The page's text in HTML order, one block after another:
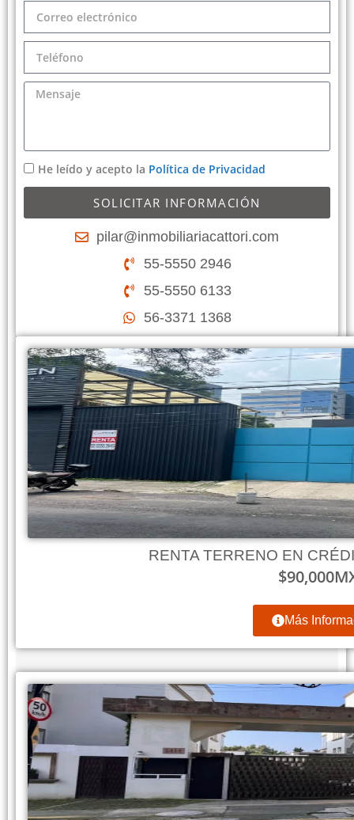
He leído y acepto la Política de Privacidad
SOLICITAR INFORMACIÓN
pilar@inmobiliariacattori.com
55-5550 2946
55-5550 6133
56-3371 1368
RENTA TERRENO EN
$90,000
Más